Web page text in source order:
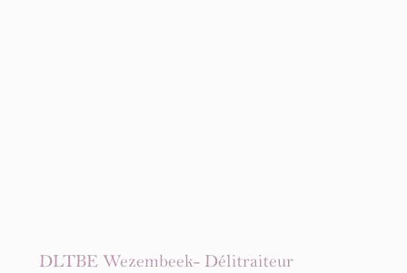
DLTBE Wezembeek- Délitraiteur